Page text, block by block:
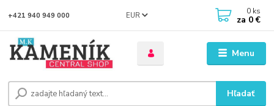
Menu
EUR
Hľadať
+421 940 949 000 0 ks
za 0 €